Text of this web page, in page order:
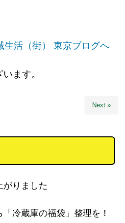
ます。
Next »
がりました
冷蔵庫の福袋」整理を！